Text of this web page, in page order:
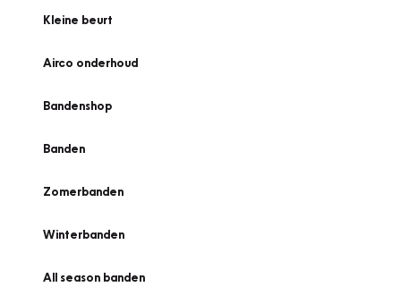
Kleine beurt
Airco onderhoud
Bandenshop
Banden
Zomerbanden
Winterbanden
All season banden